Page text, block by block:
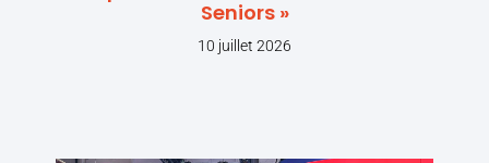
Seniors »
10 juillet 2026